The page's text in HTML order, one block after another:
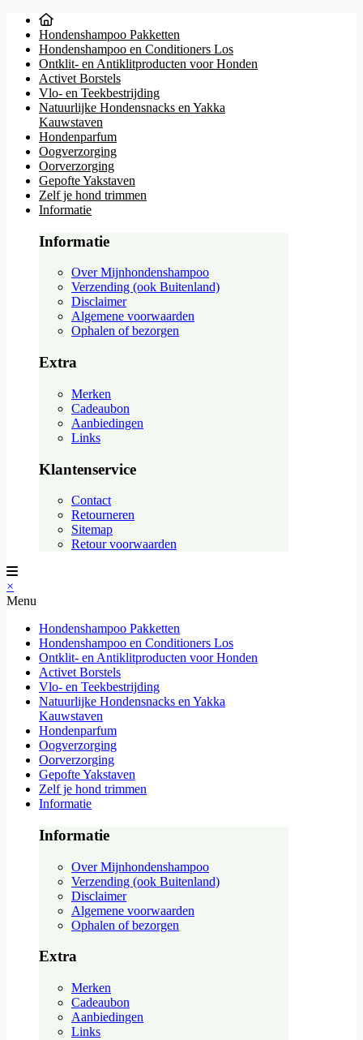
Hondenshampoo Pakketten
Hondenshampoo en Conditioners Los
Ontklit- en Antiklitproducten voor Honden
Activet Borstels
Vlo- en Teekbestrijding
Natuurlijke Hondensnacks en Yakka
Kauwstaven
Hondenparfum
Oogverzorging
Oorverzorging
Gepofte Yakstaven
Zelf je hond trimmen
Informatie
Informatie
Over Mijnhondenshampoo
Verzending (ook Buitenland)
Disclaimer
Algemene voorwaarden
Ophalen of bezorgen
Extra
Merken
Cadeaubon
Aanbiedingen
Links
Klantenservice
Contact
Retourneren
Sitemap
Retour voorwaarden
×
Menu
Hondenshampoo Pakketten
Hondenshampoo en Conditioners Los
Ontklit- en Antiklitproducten voor Honden
Activet Borstels
Vlo- en Teekbestrijding
Natuurlijke Hondensnacks en Yakka
Kauwstaven
Hondenparfum
Oogverzorging
Oorverzorging
Gepofte Yakstaven
Zelf je hond trimmen
Informatie
Informatie
Over Mijnhondenshampoo
Verzending (ook Buitenland)
Disclaimer
Algemene voorwaarden
Ophalen of bezorgen
Extra
Merken
Cadeaubon
Aanbiedingen
Links